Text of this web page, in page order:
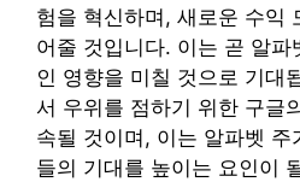
험을 혁신하며, 새로운 수익
어줄 것입니다. 이는 곧 알파
인 영향을 미칠 것으로 기대
서 우위를 점하기 위한 구글
속될 것이며, 이는 알파벳
들의 기대를 높이는 요인이